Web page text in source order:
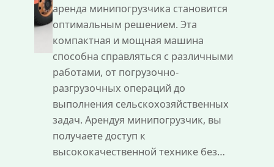
аренда минипогрузчика становится
оптимальным решением. Эта
компактная и мощная машина
способна справляться с различными
работами, от погрузочно-
разгрузочных операций до
выполнения сельскохозяйственных
задач. Арендуя минипогрузчик, вы
получаете доступ к
высококачественной технике без…